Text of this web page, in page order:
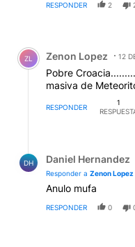
RESPONDER 2
Comentario de Zenon
ZL Zenon Lopez 12
Pobre
masiva de
RESPONDER
1
DH Daniel Hernandez
Responder a Zenon Lopez
Anulo mufa
RESPONDER 0